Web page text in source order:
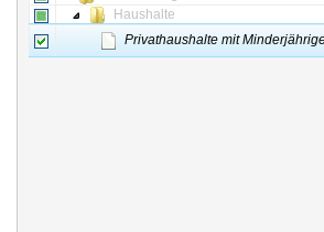
Haushalte
Privathaushalte mit